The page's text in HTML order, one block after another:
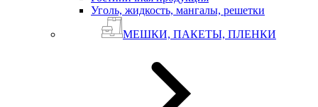
Уголь, жидкость, мангалы, решетки
МЕШКИ, ПАКЕТЫ, ПЛЕНКИ